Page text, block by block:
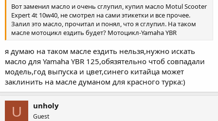
Вот заменил масло и очень сглупил, купил масло Motul Scooter
Expert 4t 10w40, не смотрел на сами этикетки и все прочее.
Залил это масло, прочитал и понял, что я сглупил. На таком
масле мотоцикл ездить будет? Мотоцикл-Yamaha YBR
я думаю на таком масле ездить нельзя,нужно искать
масло для Yamaha YBR 125,обязятельно чтоб совпадали
модель,год выпуска и цвет,синего китайца может
заклинить на масле думаном для красного турка:)
U unholy
Guest